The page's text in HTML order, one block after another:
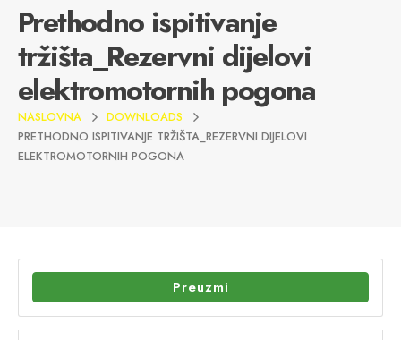
Prethodno ispitivanje
tržišta_Rezervni dijelovi
elektromotornih pogona
NASLOVNA
DOWNLOADS
PRETHODNO ISPITIVANJE TRŽIŠTA_REZERVNI DIJELOVI
ELEKTROMOTORNIH POGONA
Preuzmi